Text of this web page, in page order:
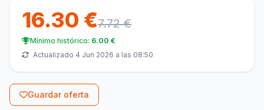
16.30 €7.72 €
Mínimo histórico: 6.00 €
Actualizado 4 Jun 2026 a las 08:50
Guardar oferta